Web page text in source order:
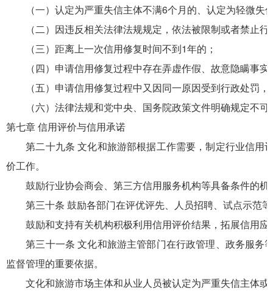
（一）认定为严重失信主体不满6个月的、认定为轻微失
（二）因违反相关法律法规规定，依法被限制或者禁止行
（三）距离上一次信用修复时间不到1年的；
（四）申请信用修复过程中存在弄虚作假、故意隐瞒事实
（五）申请信用修复过程中又因同一原因受到行政处罚，
（六）法律法规和党中央、国务院政策文件明确规定不可
第七章 信用评价与信用承诺
第二十九条 文化和旅游部根据工作需要，制定行业信用
价工作。
鼓励行业协会商会、第三方信用服务机构等具备条件的机
第三十条 鼓励各部门在评优评先、人员招聘、试点示范
鼓励和支持有关机构积极利用信用评价结果，拓展信用应
第三十一条 文化和旅游主管部门在行政管理、政务服务
监督管理的重要依据。
文化和旅游市场主体和从业人员被认定为严重失信主体或